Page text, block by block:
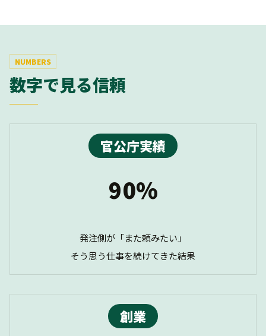
NUMBERS
数字で見る信頼
官公庁実績
90%
発注側が「また頼みたい」
そう思う仕事を続けてきた結果
創業